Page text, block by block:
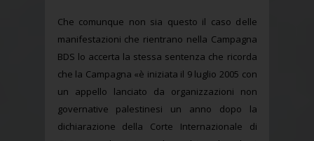
Che comunque non sia questo il caso delle
manifestazioni che rientrano nella Campagna
BDS lo accerta la stessa sentenza che ricorda
che la Campagna «è iniziata il 9 luglio 2005 con
un appello lanciato da organizzazioni non
governative palestinesi un anno dopo la
dichiarazione della Corte Internazionale di